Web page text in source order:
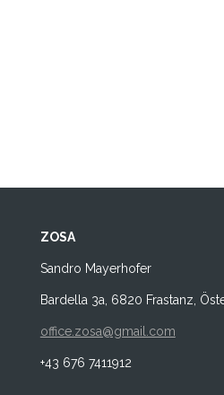
ZOSA
Sandro Mayerhofer
Bardella 3a, 6820 Frastanz,
office.zosa@gmail.com
+43 676 7411912